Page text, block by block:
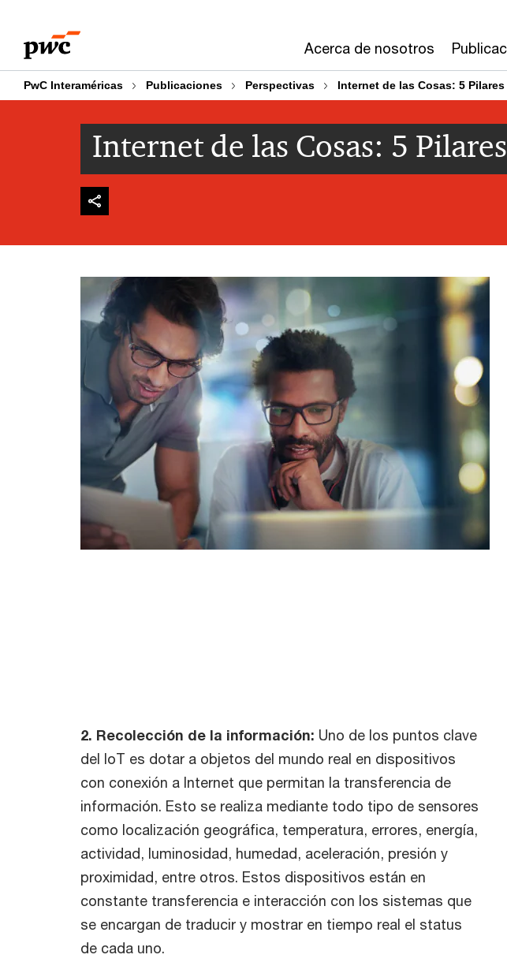
content
footer
Acerca de nosotros
PwC Interaméricas Publicaciones Perspectivas Internet de las Cosas: 5 Pilares
Internet de las Cosas: 5 Pilares
2. Recolección de la información: Uno de los puntos clave
del IoT es dotar a objetos del mundo real en dispositivos
con conexión a Internet que permitan la transferencia de
información. Esto se realiza mediante todo tipo de sensores
como localización geográfica, temperatura, errores, energía,
actividad, luminosidad, humedad, aceleración, presión y
proximidad, entre otros. Estos dispositivos están en
constante transferencia e interacción con los sistemas que
se encargan de traducir y mostrar en tiempo real el status
de cada uno.